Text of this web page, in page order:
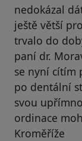
nedokázal
ještě větší
trvalo do
paní dr.
se nyní cítím
po dentální
svou
ordinace
Kroměříže